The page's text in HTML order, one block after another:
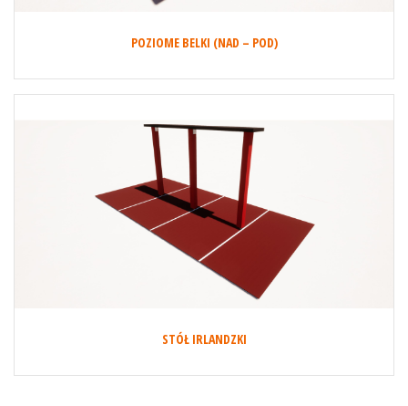
POZIOME BELKI (NAD – POD)
STÓŁ IRLANDZKI